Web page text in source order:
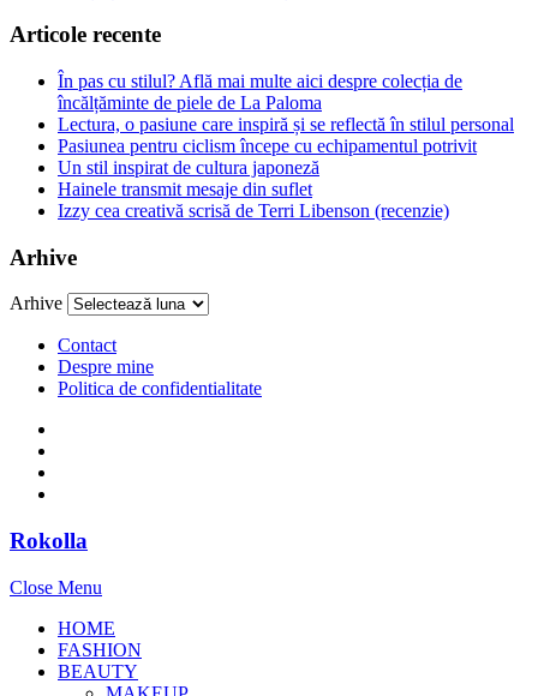
Articole recente
În pas cu stilul? Află mai multe aici despre colecția de
încălțăminte de piele de La Paloma
Lectura, o pasiune care inspiră și se reflectă în stilul personal
Pasiunea pentru ciclism începe cu echipamentul potrivit
Un stil inspirat de cultura japoneză
Hainele transmit mesaje din suflet
Izzy cea creativă scrisă de Terri Libenson (recenzie)
Arhive
Arhive
Contact
Despre mine
Politica de confidentialitate
Rokolla
Close Menu
HOME
FASHION
BEAUTY